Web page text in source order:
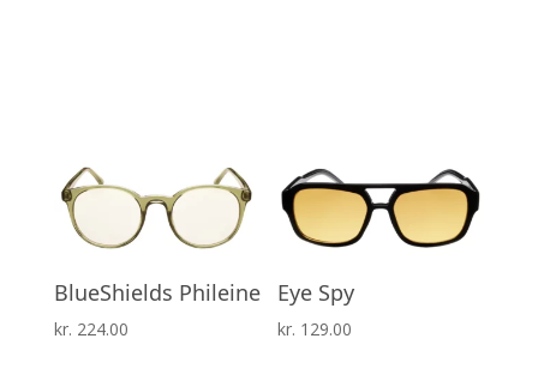
BlueShields Phileine
kr. 224.00
Eye Spy
kr. 129.00